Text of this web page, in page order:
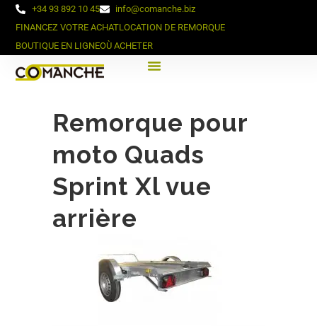
+34 93 892 10 45
info@comanche.biz
FINANCEZ VOTRE ACHATLOCATION DE REMORQUE
BOUTIQUE EN LIGNEOÙ ACHETER
Remorque pour
moto Quads
Sprint Xl vue
arrière